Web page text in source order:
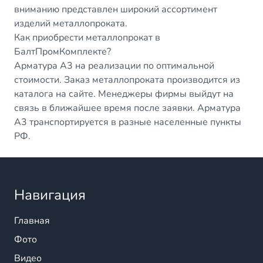
вниманию представлен широкий ассортимент
изделий металлопроката.
Как приобрести металлопрокат в
БалтПромКомплекте?
Арматура А3 на реализации по оптимальной
стоимости. Заказ металлопроката производится из
каталога на сайте. Менеджеры фирмы выйдут на
связь в ближайшее время после заявки. Арматура
А3 транспортируется в разные населенные пункты
РФ.
Навигация
Главная
Фото
Видео